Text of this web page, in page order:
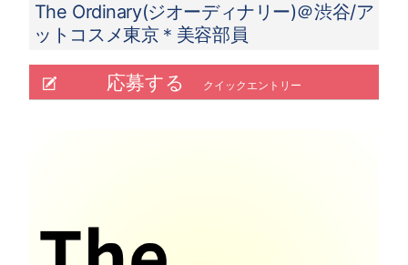
The Ordinary(ジオーディナリー)＠渋谷/ア
ットコスメ東京＊美容部員
応募する クイックエントリー